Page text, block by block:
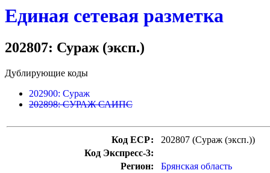
Единая сетевая разметка
202807: Сураж (эксп.)
Дублирующие коды
202900: Сураж
202898: СУРАЖ САИПС
Код ЕСР:
202807 (Сураж (эксп.))
Код Экспресс-3:
Регион:
Брянская область